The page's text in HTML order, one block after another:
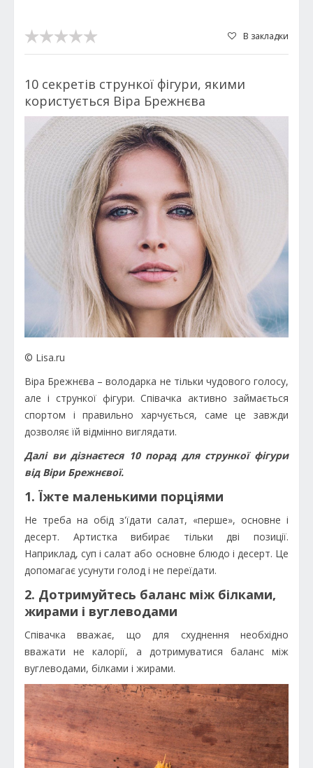
В закладки
10 секретів стрункої фігури, якими
користується Віра Брежнєва
© Lisa.ru
Віра Брежнєва – володарка не тільки чудового голосу,
але і стрункої фігури. Співачка активно займається
спортом і правильно харчується, саме це завжди
дозволяє їй відмінно виглядати.
Далі ви дізнаєтеся 10 порад для стрункої фігури
від Віри Брежнєвої.
1. Їжте маленькими порціями
Не треба на обід з'їдати салат, «перше», основне і
десерт. Артистка вибирає тільки дві позиції.
Наприклад, суп і салат або основне блюдо і десерт. Це
допомагає усунути голод і не переїдати.
2. Дотримуйтесь баланс між білками,
жирами і вуглеводами
Співачка вважає, що для схуднення необхідно
вважати не калорії, а дотримуватися баланс між
вуглеводами, білками і жирами.